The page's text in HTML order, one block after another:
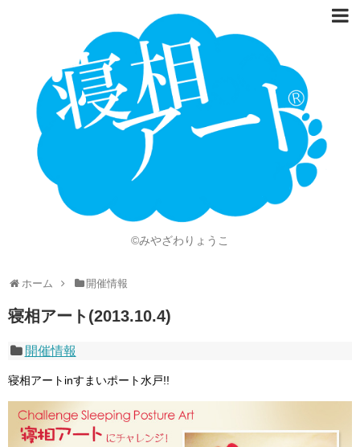
©みやざわりょうこ
ホーム 開催情報
寝相アート(2013.10.4)
開催情報
寝相アートinすまいポート水戸!!
Language
開催情報
動画
ニュース
知的財産権